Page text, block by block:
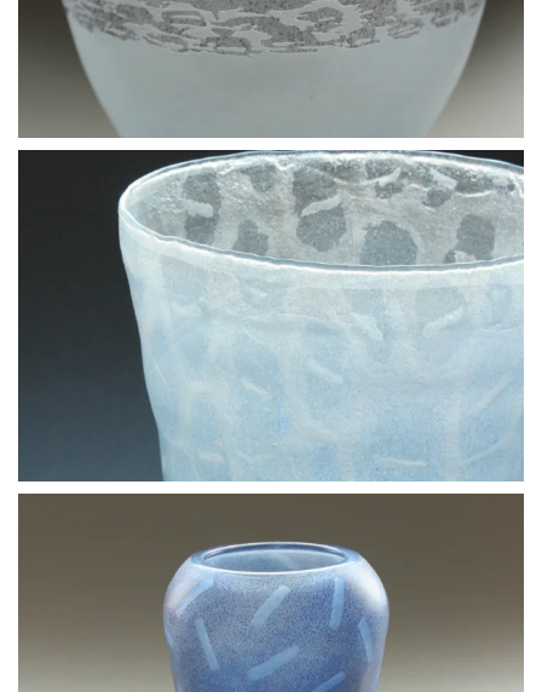
BLÄDDRA I GALLERI
BLÄDDRA I GALLERI